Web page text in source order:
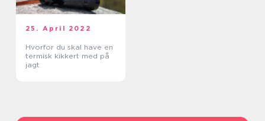
25. April 2022
Hvorfor du skal have en
termisk kikkert med på
jagt